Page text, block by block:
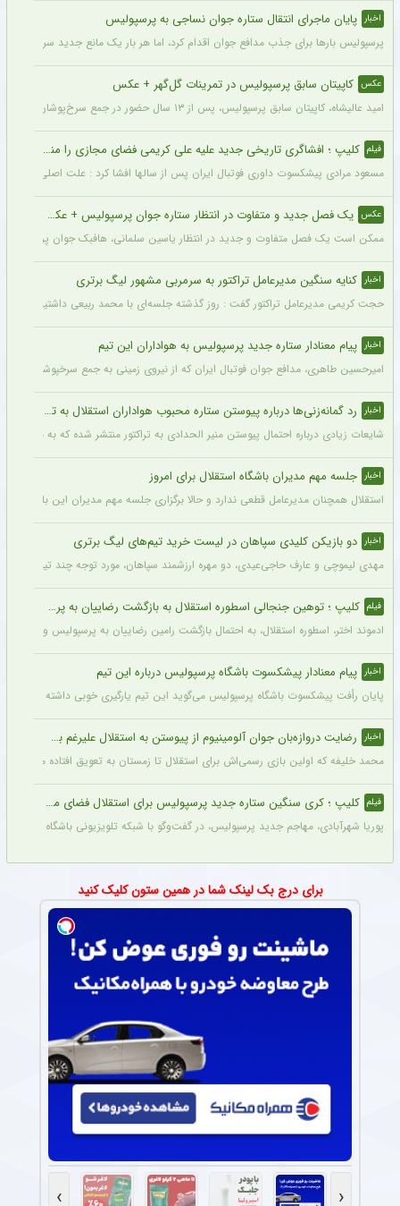
اخبار پایان ماجرای انتقال ستاره جوان نساجی به پرسپولیس
پرسپولیس بارها برای جذب مدافع جوان اقدام کرد، اما هر بار یک مانع جدید سر راه
عکس کاپیتان سابق پرسپولیس در تمرینات گل‌گهر + عکس
امید عالیشاه، کاپیتان سابق پرسپولیس، پس از ۱۳ سال حضور در جمع سرخ‌پوشان، با پیراهن گل‌گهر در سیرجان دیده شد.
فیلم کلیپ ؛ افشاگری تاریخی جدید علیه علی کریمی فضای مجازی را منفجر کرد + فیلم وایرال شده
مسعود مرادی پیشکسوت داوری فوتبال ایران پس از سالها افشا کرد : علت اصلی اخراج
عکس یک فصل جدید و متفاوت در انتظار ستاره جوان پرسپولیس + عکس
ممکن است یک فصل متفاوت و جدید در انتظار یاسین سلمانی، هافبک جوان پرسپولیس
اخبار کنایه سنگین مدیرعامل تراکتور به سرمربی مشهور لیگ برتری
حجت کریمی مدیرعامل تراکتور گفت : روز گذشته جلسه‌ای با محمد ربیعی داشتیم که جا
اخبار پیام معنادار ستاره جدید پرسپولیس به هواداران این تیم
امیرحسین طاهری، مدافع جوان فوتبال ایران که از نیروی زمینی به جمع سرخپوشان
اخبار رد گمانه‌زنی‌ها درباره پیوستن ستاره محبوب هواداران استقلال به تراکتور
شایعات زیادی درباره احتمال پیوستن منیر الحدادی به تراکتور منتشر شده که به نظر
اخبار جلسه مهم مدیران باشگاه استقلال برای امروز
استقلال همچنان مدیرعامل قطعی ندارد و حالا برگزاری جلسه مهم مدیران این باشگاه
اخبار دو بازیکن کلیدی سپاهان در لیست خرید تیم‌های لیگ برتری
مهدی لیموچی و عارف حاجی‌عیدی، دو مهره ارزشمند سپاهان، مورد توجه چند تیم لیگ
فیلم کلیپ ؛ توهین جنجالی اسطوره استقلال به بازگشت رضاییان به پرسپولیس خبرساز شد + فیلم پربازدید
ادموند اختر، اسطوره استقلال، به احتمال بازگشت رامین رضاییان به پرسپولیس
اخبار پیام معنادار پیشکسوت باشگاه پرسپولیس درباره این تیم
پایان رأفت پیشکسوت باشگاه پرسپولیس می‌گوید این تیم یارگیری خوبی داشته و
اخبار رضایت دروازه‌بان جوان آلومینیوم از پیوستن به استقلال علیرغم بسته بودن پنجره نقل‌و‌انتقالاتی
محمد خلیفه که اولین بازی رسمی‌اش برای استقلال تا زمستان به تعویق افتاده می‌گوید
فیلم کلیپ ؛ کری سنگین ستاره جدید پرسپولیس برای استقلال فضای مجازی را منفجر کرد + سند
پوریا شهرآبادی، مهاجم جدید پرسپولیس، در گفت‌وگو با شبکه تلویزیونی باشگاه پرسپولیس درباره عملکردش
برای درج بک لینک شما در همین ستون کلیک کنید
‹
›